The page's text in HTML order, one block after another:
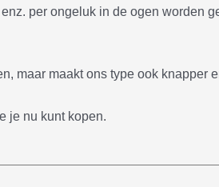
per ongeluk in de ogen worden
maar maakt ons type ook knapper
je nu kunt kopen.